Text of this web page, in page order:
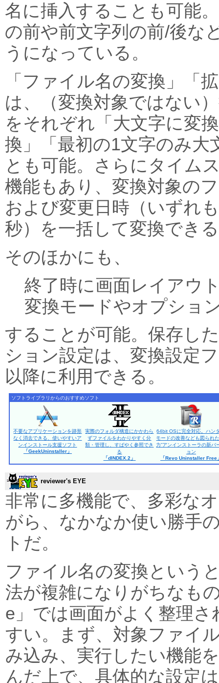
名に挿入することも可能
の前や前文字列の前/後な
うになっている。
「ファイル名の変換」「
は、（変換対象ではない
をそれぞれ「大文字に変
換」「最初の1文字のみ大
とも可能。さらにタイム
機能もあり、変換対象の
および変更日時（いずれ
秒）を一括して変換でき
そのほかにも、
終了時に画面レイアウ
変換モードやオプショ
することが可能。保存し
ション設定は、変換設定
以降に利用できる。
ソフトライブラリからのおすすめソフト
不要なアプリケーションを跡形
なく消去できる、使いやすいア
ンインストール支援ソフト
「GeekUninstaller」
実際のフォルダ構造にかかわら
ずファイルをわかりやすく分
類・管理し、すばやく参照でき
る
「dINDEX.2」
64bit OSに完全対応。ハン
モードの改善なども図られ
力”アンインストーラの新バ
ョン
「Revo Uninstaller Free
reviewer's EYE
非常に多機能で、多彩な
がら、なかなか使い勝手
トだ。
ファイル名の変換という
法が複雑になりがちなも
e」では画面がよく整理
すい。まず、対象ファイ
み込み、実行したい機能
んだ上で、具体的な設定